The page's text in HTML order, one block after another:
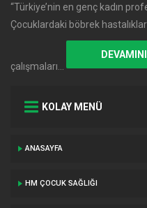
‘‘Türkiye’nin en genç kadın
Çocuklardaki böbrek
çalışmaları…
KOLAY MENÜ
ANASAYFA
HM ÇOCUK SAĞLIĞI